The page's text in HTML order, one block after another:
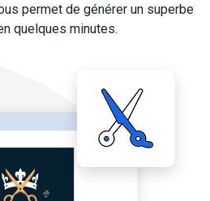
permet de générer un superbe
quelques minutes.